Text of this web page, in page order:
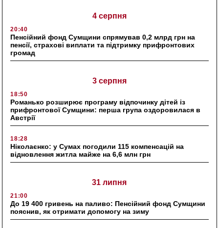
4 серпня
20:40
Пенсійний фонд Сумщини спрямував 0,2 млрд грн на
пенсії, страхові виплати та підтримку прифронтових
громад
3 серпня
18:50
Романько розширює програму відпочинку дітей із
прифронтової Сумщини: перша група оздоровилася в
Австрії
18:28
Ніколаєнко: у Сумах погодили 115 компенсацій на
відновлення житла майже на 6,6 млн грн
31 липня
21:00
До 19 400 гривень на паливо: Пенсійний фонд Сумщини
пояснив, як отримати допомогу на зиму